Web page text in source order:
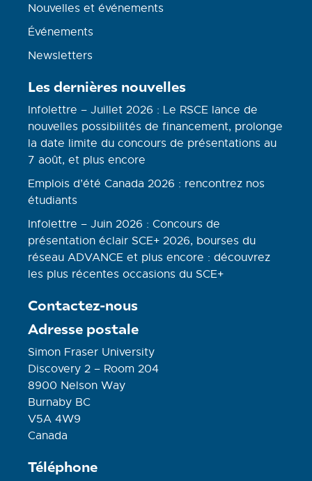
Nouvelles et événements
Événements
Newsletters
Les dernières nouvelles
Infolettre – Juillet 2026 : Le RSCE lance de
nouvelles possibilités de financement, prolonge
la date limite du concours de présentations au
7 août, et plus encore
Emplois d’été Canada 2026 : rencontrez nos
étudiants
Infolettre – Juin 2026 : Concours de
présentation éclair SCE+ 2026, bourses du
réseau ADVANCE et plus encore : découvrez
les plus récentes occasions du SCE+
Contactez-nous
Adresse postale
Simon Fraser University
Discovery 2 – Room 204
8900 Nelson Way
Burnaby BC
V5A 4W9
Canada
Téléphone